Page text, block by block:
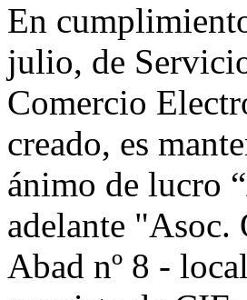
En
julio, de
Comercio
creado, es
ánimo de lucro “
adelante
Abad nº 8 -